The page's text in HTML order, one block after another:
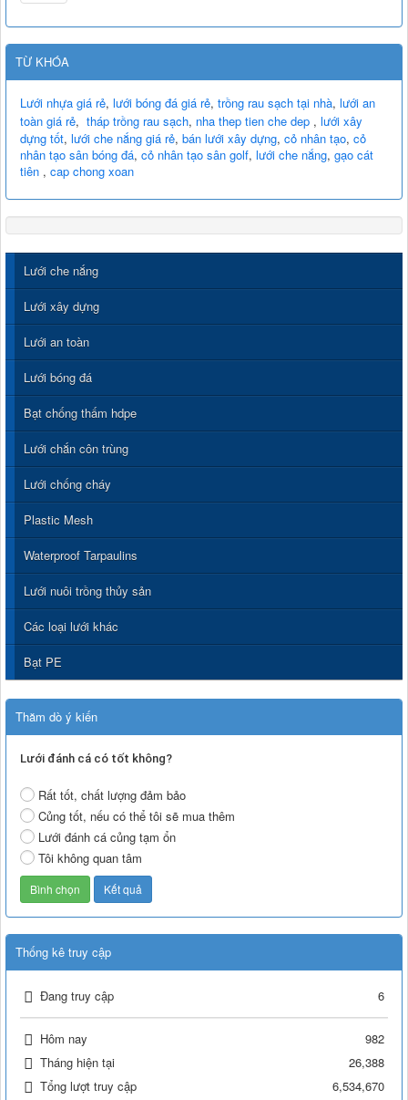
TỪ KHÓA
Lưới nhựa giá rẻ, lưới bóng đá giá rẻ, trồng rau sạch tại nhà, lưới an
toàn giá rẻ, tháp trồng rau sạch, nha thep tien che dep , lưới xây
dựng tốt, lưới che nắng giá rẻ, bán lưới xây dựng, cỏ nhân tạo, cỏ
nhân tạo sân bóng đá, cỏ nhân tạo sân golf, lưới che nắng, gạo cát
tiên , cap chong xoan
Lưới che nắng
Lưới xây dựng
Lưới an toàn
Lưới bóng đá
Bạt chống thấm hdpe
Lưới chắn côn trùng
Lưới chống cháy
Plastic Mesh
Waterproof Tarpaulins
Lưới nuôi trồng thủy sản
Các loại lưới khác
Bạt PE
Thăm dò ý kiến
Lưới đánh cá có tốt không?
Rất tốt, chất lượng đảm bảo
Củng tốt, nếu có thể tôi sẽ mua thêm
Lưới đánh cá củng tạm ổn
Tôi không quan tâm
Thống kê truy cập
Đang truy cập 6
Hôm nay
982
Tháng hiện tại
26,388
Tổng lượt truy cập
6,534,670